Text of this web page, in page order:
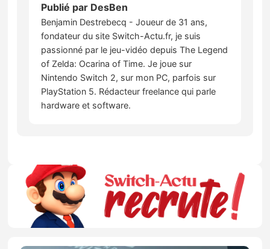
Publié par DesBen
Benjamin Destrebecq - Joueur de 31 ans,
fondateur du site Switch-Actu.fr, je suis
passionné par le jeu-vidéo depuis The Legend
of Zelda: Ocarina of Time. Je joue sur
Nintendo Switch 2, sur mon PC, parfois sur
PlayStation 5. Rédacteur freelance qui parle
hardware et software.